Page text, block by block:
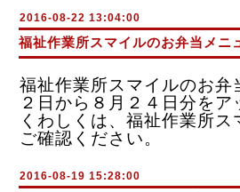
2016-08-22 13:04:00
福祉作業所スマイルのお弁当メ
福祉作業所スマイルのお弁
２日から８月２４日分をア
くわしくは、福祉作業所ス
ご確認ください。
2016-08-19 15:28:00